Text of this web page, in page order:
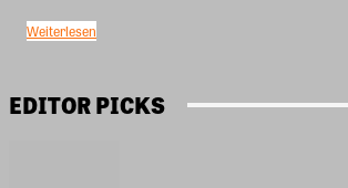
Weiterlesen
EDITOR PICKS